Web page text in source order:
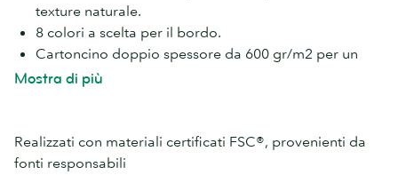
texture naturale.
8 colori a scelta per il bordo.
Cartoncino doppio spessore da 600 gr/m2 per un
forte impatto.
Mostra di più
Realizzati con materiali certificati FSC®, provenienti da
fonti responsabili